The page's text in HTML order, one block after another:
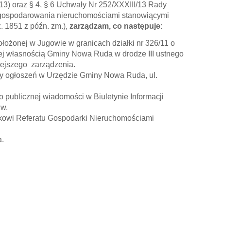
oraz § 4, § 6 Uchwały Nr 252/XXXIII/13 Rady
nieruchomościami stanowiącymi
1851 z późn. zm.), zarządzam, co następuje:
w Jugowie w granicach działki nr 326/11 o
Gminy Nowa Ruda w drodze III ustnego
zarządzenia.
w Urzędzie Gminy Nowa Ruda, ul.
wiadomości w Biuletynie Informacji
Referatu Gospodarki Nieruchomościami